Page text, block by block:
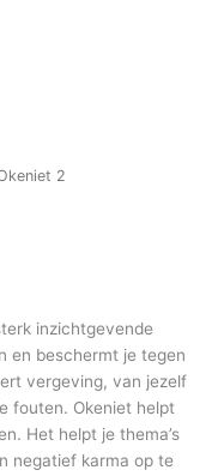
2
inzichtgevende
en beschermt je tegen
vergeving, van jezelf
fouten. Okeniet helpt
Het helpt je thema’s
negatief karma op te